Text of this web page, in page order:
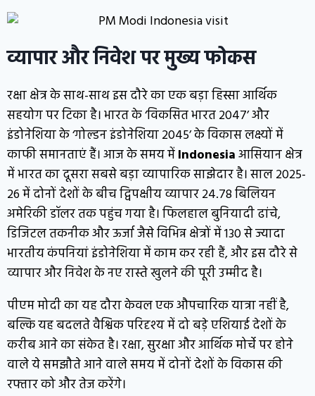
व्यापार और निवेश पर मुख्य फोकस
रक्षा क्षेत्र के साथ-साथ इस दौरे का एक बड़ा हिस्सा आर्थिक
सहयोग पर टिका है। भारत के ‘विकसित भारत 2047’ और
इंडोनेशिया के ‘गोल्डन इंडोनेशिया 2045’ के विकास लक्ष्यों में
काफी समानताएं हैं। आज के समय मेंIndonesiaआसियान क्षेत्र
में भारत का दूसरा सबसे बड़ा व्यापारिक साझेदार है। साल 2025-
26 में दोनों देशों के बीच द्विपक्षीय व्यापार 24.78 बिलियन
अमेरिकी डॉलर तक पहुंच गया है। फिलहाल बुनियादी ढांचे,
डिजिटल तकनीक और ऊर्जा जैसे विभिन्न क्षेत्रों में 130 से ज्यादा
भारतीय कंपनियां इंडोनेशिया में काम कर रही हैं, और इस दौरे से
व्यापार और निवेश के नए रास्ते खुलने की पूरी उम्मीद है।
पीएम मोदी का यह दौरा केवल एक औपचारिक यात्रा नहीं है,
बल्कि यह बदलते वैश्विक परिदृश्य में दो बड़े एशियाई देशों के
करीब आने का संकेत है। रक्षा, सुरक्षा और आर्थिक मोर्चे पर होने
वाले ये समझौते आने वाले समय में दोनों देशों के विकास की
रफ्तार को और तेज करेंगे।